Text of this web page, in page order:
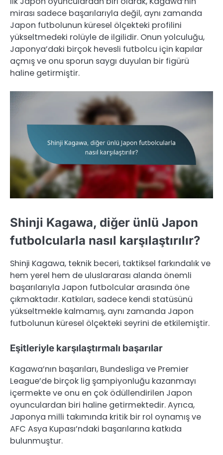
mirası sadece başarılarıyla değil, aynı zamanda
Japon futbolunun küresel ölçekteki profilini
yükseltmedeki rolüyle de ilgilidir. Onun yolculuğu,
Japonya’daki birçok hevesli futbolcu için kapılar
açmış ve onu sporun saygı duyulan bir figürü
haline getirmiştir.
Shinji Kagawa, diğer ünlü Japon
futbolcularla nasıl karşılaştırılır?
Shinji Kagawa, teknik beceri, taktiksel farkındalık ve
hem yerel hem de uluslararası alanda önemli
başarılarıyla Japon futbolcular arasında öne
çıkmaktadır. Katkıları, sadece kendi statüsünü
yükseltmekle kalmamış, aynı zamanda Japon
futbolunun küresel ölçekteki seyrini de etkilemiştir.
Eşitleriyle karşılaştırmalı başarılar
Kagawa’nın başarıları, Bundesliga ve Premier
League’de birçok lig şampiyonluğu kazanmayı
içermekte ve onu en çok ödüllendirilen Japon
oyunculardan biri haline getirmektedir. Ayrıca,
Japonya milli takımında kritik bir rol oynamış ve
AFC Asya Kupası’ndaki başarılarına katkıda
bulunmuştur.